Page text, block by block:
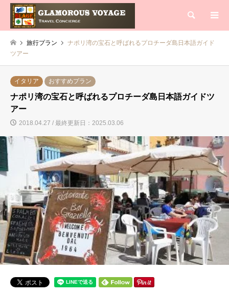
検索
旅行プラン
ナポリ湾の宝石と呼ばれるプロチーダ島日本語ガイド
ツアー
イタリア おすすめプラン
ナポリ湾の宝石と呼ばれるプロチーダ島日本語ガイドツ
アー
2018.04.27 / 最終更新日：2025.03.06